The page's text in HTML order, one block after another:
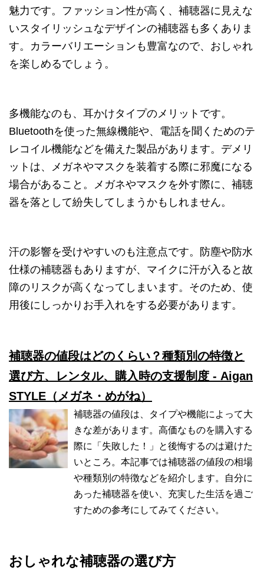
魅力です。ファッション性が高く、補聴器に見えな
いスタイリッシュなデザインの補聴器も多くありま
す。カラーバリエーションも豊富なので、おしゃれ
を楽しめるでしょう。
多機能なのも、耳かけタイプのメリットです。
Bluetoothを使った無線機能や、電話を聞くためのテ
レコイル機能などを備えた製品があります。デメリ
ットは、メガネやマスクを装着する際に邪魔になる
場合があること。メガネやマスクを外す際に、補聴
器を落として紛失してしまうかもしれません。
汗の影響を受けやすいのも注意点です。防塵や防水
仕様の補聴器もありますが、マイクに汗が入ると故
障のリスクが高くなってしまいます。そのため、使
用後にしっかりお手入れをする必要があります。
補聴器の値段はどのくらい？種類別の特徴と
選び方、レンタル、購入時の支援制度 - Aigan
STYLE（メガネ・めがね）
補聴器の値段は、タイプや機能によって大
きな差があります。高価なものを購入する
際に「失敗した！」と後悔するのは避けた
いところ。本記事では補聴器の値段の相場
や種類別の特徴などを紹介します。自分に
あった補聴器を使い、充実した生活を過ご
すための参考にしてみてください。
おしゃれな補聴器の選び方